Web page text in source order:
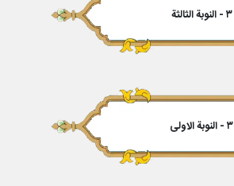
۳ - النوبة الثالثة
۳ - النوبة الاولی‏